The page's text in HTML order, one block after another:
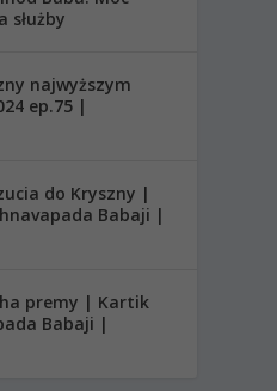
służby
najwyższym
ep.75 |
do Kryszny |
Babaji |
premy | Kartik
Babaji |